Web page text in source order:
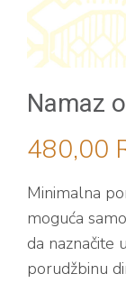
Namaz
480,00
Minimalna
moguća
da naznačite
porudžbinu